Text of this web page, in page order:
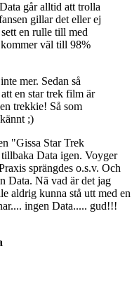
går alltid att trolla
gillar det eller ej
en rulle till med
väl till 98%
mer. Sedan så
en star trek film är
trekkie! Så som
;)
"Gissa Star Trek
Data igen. Voyger
sprängdes o.s.v. Och
Data. Nä vad är det jag
aldrig kunna stå utt med en
ingen Data..... gud!!!